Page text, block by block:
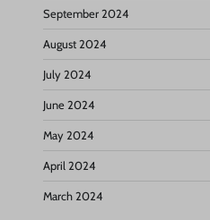
September 2024
August 2024
July 2024
June 2024
May 2024
April 2024
March 2024